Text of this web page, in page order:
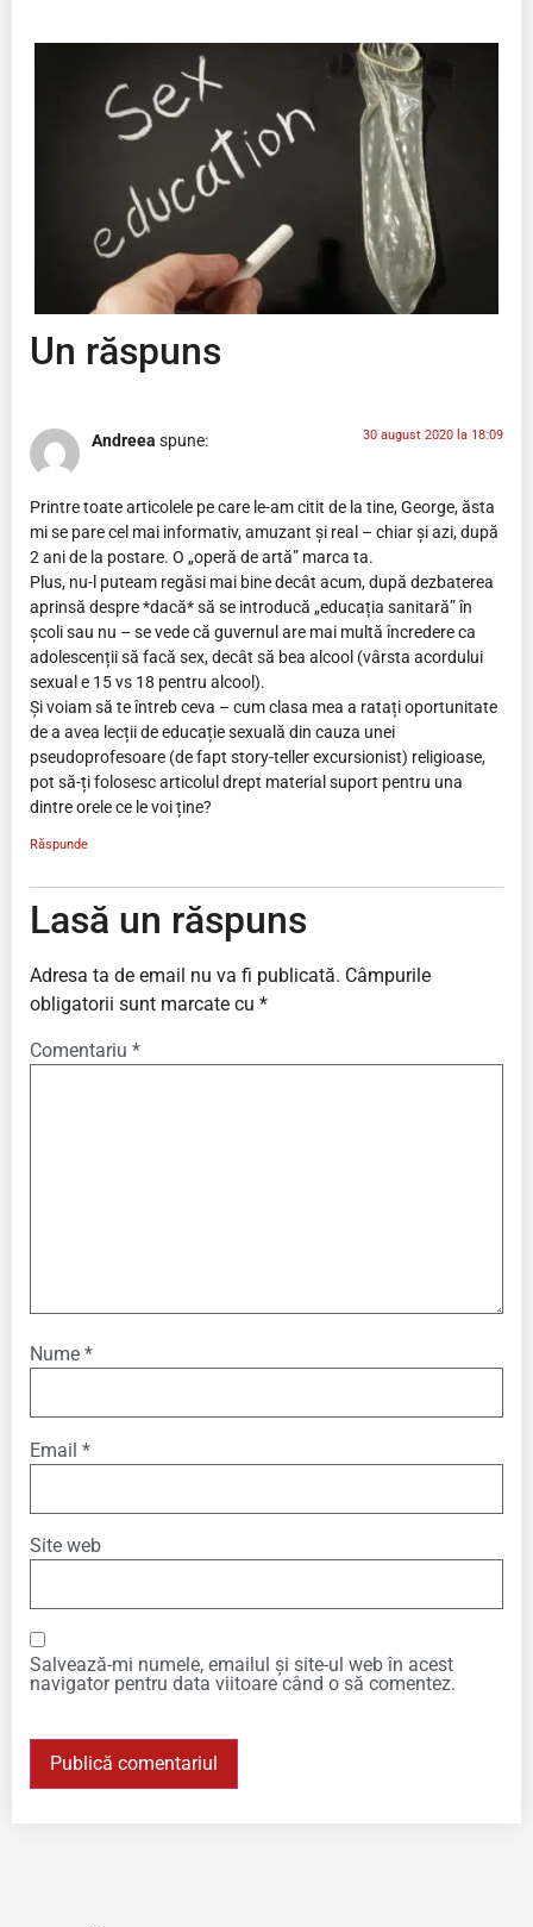
Un răspuns
Andreea spune: 30 august 2020 la 18:09
Printre toate articolele pe care le-am citit de la tine, George, ăsta
mi se pare cel mai informativ, amuzant și real – chiar și azi, după
2 ani de la postare. O „operă de artă” marca ta.
Plus, nu-l puteam regăsi mai bine decât acum, după dezbaterea
aprinsă despre *dacă* să se introducă „educația sanitară” în
școli sau nu – se vede că guvernul are mai multă încredere ca
adolescenții să facă sex, decât să bea alcool (vârsta acordului
sexual e 15 vs 18 pentru alcool).
Și voiam să te întreb ceva – cum clasa mea a ratați oportunitate
de a avea lecții de educație sexuală din cauza unei
pseudoprofesoare (de fapt story-teller excursionist) religioase,
pot să-ți folosesc articolul drept material suport pentru una
dintre orele ce le voi ține?
Răspunde
Lasă un răspuns
Adresa ta de email nu va fi publicată. Câmpurile
obligatorii sunt marcate cu *
Comentariu *
Nume *
Email *
Site web
Salvează-mi numele, emailul și site-ul web în acest
navigator pentru data viitoare când o să comentez.